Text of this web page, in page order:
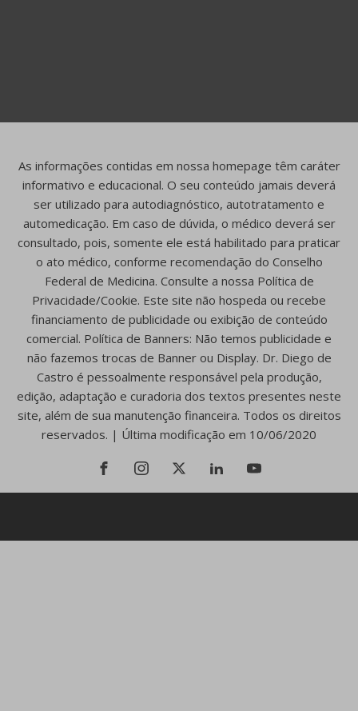
As informações contidas em nossa homepage têm caráter
informativo e educacional. O seu conteúdo jamais deverá
ser utilizado para autodiagnóstico, autotratamento e
automedicação. Em caso de dúvida, o médico deverá ser
consultado, pois, somente ele está habilitado para praticar
o ato médico, conforme recomendação do Conselho
Federal de Medicina. Consulte a nossa Política de
Privacidade/Cookie. Este site não hospeda ou recebe
financiamento de publicidade ou exibição de conteúdo
comercial. Política de Banners: Não temos publicidade e
não fazemos trocas de Banner ou Display. Dr. Diego de
Castro é pessoalmente responsável pela produção,
edição, adaptação e curadoria dos textos presentes neste
site, além de sua manutenção financeira. Todos os direitos
reservados. | Última modificação em 10/06/2020